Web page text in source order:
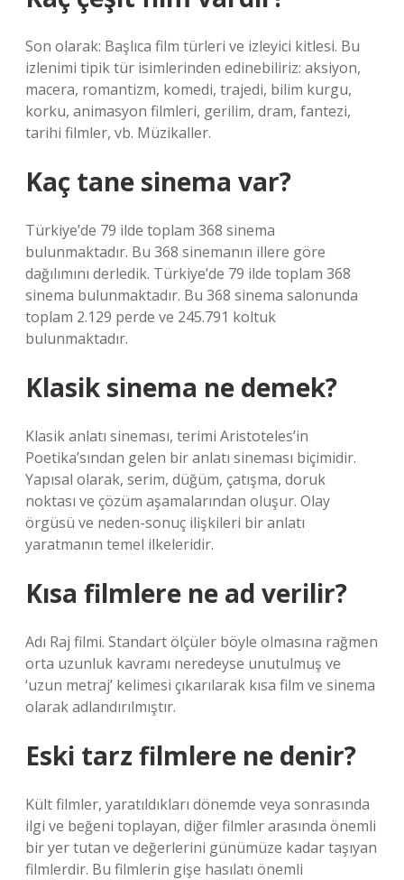
Son olarak: Başlıca film türleri ve izleyici kitlesi. Bu
izlenimi tipik tür isimlerinden edinebiliriz: aksiyon,
macera, romantizm, komedi, trajedi, bilim kurgu,
korku, animasyon filmleri, gerilim, dram, fantezi,
tarihi filmler, vb. Müzikaller.
Kaç tane sinema var?
Türkiye’de 79 ilde toplam 368 sinema
bulunmaktadır. Bu 368 sinemanın illere göre
dağılımını derledik. Türkiye’de 79 ilde toplam 368
sinema bulunmaktadır. Bu 368 sinema salonunda
toplam 2.129 perde ve 245.791 koltuk
bulunmaktadır.
Klasik sinema ne demek?
Klasik anlatı sineması, terimi Aristoteles’in
Poetika’sından gelen bir anlatı sineması biçimidir.
Yapısal olarak, serim, düğüm, çatışma, doruk
noktası ve çözüm aşamalarından oluşur. Olay
örgüsü ve neden-sonuç ilişkileri bir anlatı
yaratmanın temel ilkeleridir.
Kısa filmlere ne ad verilir?
Adı Raj filmi. Standart ölçüler böyle olmasına rağmen
orta uzunluk kavramı neredeyse unutulmuş ve
‘uzun metraj’ kelimesi çıkarılarak kısa film ve sinema
olarak adlandırılmıştır.
Eski tarz filmlere ne denir?
Kült filmler, yaratıldıkları dönemde veya sonrasında
ilgi ve beğeni toplayan, diğer filmler arasında önemli
bir yer tutan ve değerlerini günümüze kadar taşıyan
filmlerdir. Bu filmlerin gişe hasılatı önemli